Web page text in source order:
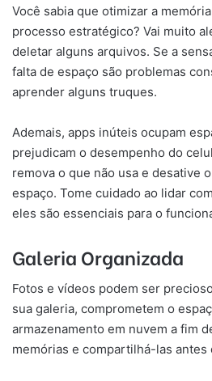
Você sabia que otimizar a
processo estratégico? Vai muito
deletar alguns arquivos. Se a
falta de espaço são problemas
aprender alguns truques.
Ademais, apps inúteis ocupam
prejudicam o desempenho do
remova o que não usa e desative
espaço. Tome cuidado ao lidar
eles são essenciais para o
Galeria Organizada
Fotos e vídeos podem ser
sua galeria, comprometem o
armazenamento em nuvem a fim
memórias e compartilhá-las antes